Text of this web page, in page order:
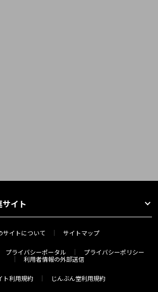
イト
サイトについて サイトマップ
プライバシーポータル
プライバシーポリシー
利用者情報の外部送信
ト利用規約 じんぶん堂利用規約